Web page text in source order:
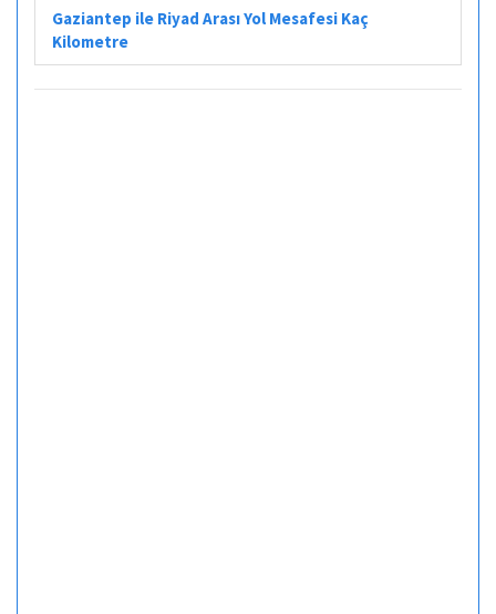
Gaziantep ile Riyad Arası Yol Mesafesi Kaç
Kilometre